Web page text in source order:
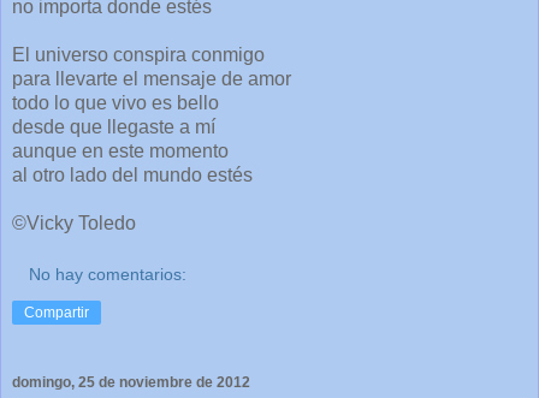
no importa donde estés
El universo conspira conmigo
para llevarte el mensaje de amor
todo lo que vivo es bello
desde que llegaste a mí
aunque en este momento
al otro lado del mundo estés
©Vicky Toledo
No hay comentarios:
Compartir
domingo, 25 de noviembre de 2012